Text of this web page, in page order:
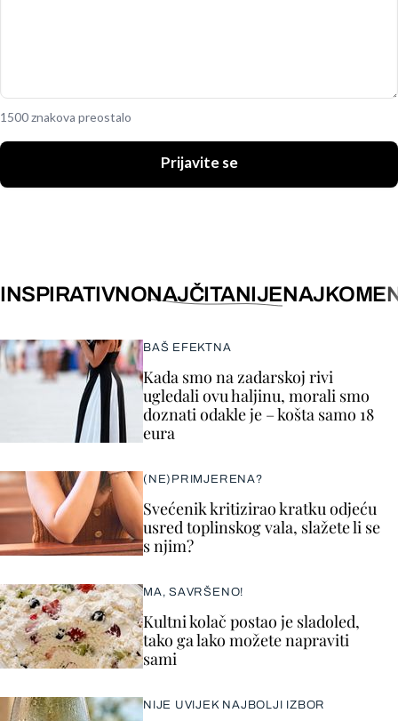
1500 znakova preostalo
Prijavite se
INSPIRATIVNONAJČITANIJE
BAŠ EFEKTNA
Kada smo na zadarskoj rivi
ugledali ovu haljinu, morali smo
doznati odakle je – košta samo 18
eura
(NE)PRIMJERENA?
Svećenik kritizirao kratku odjeću
usred toplinskog vala, slažete li se
s njim?
MA, SAVRŠENO!
Kultni kolač postao je sladoled,
tako ga lako možete napraviti
sami
NIJE UVIJEK NAJBOLJI IZBOR